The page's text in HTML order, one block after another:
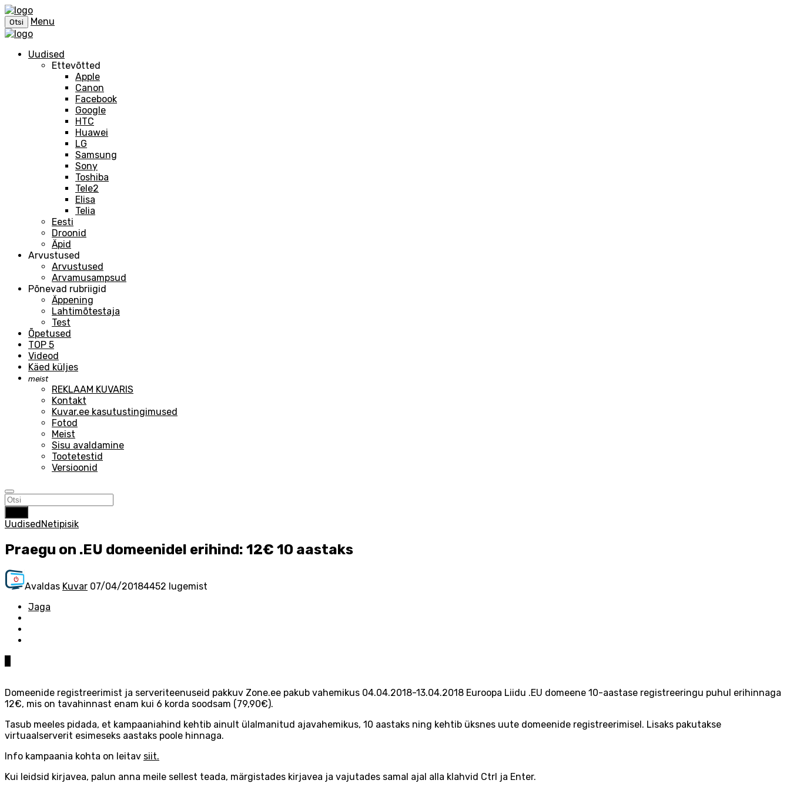
Otsi Menu
Uudised
Ettevõtted
Apple
Canon
Facebook
Google
HTC
Huawei
LG
Samsung
Sony
Toshiba
Tele2
Elisa
Telia
Eesti
Droonid
Äpid
Arvustused
Arvustused
Arvamusampsud
Põnevad rubriigid
Äppening
Lahtimõtestaja
Test
Õpetused
TOP 5
Videod
Käed küljes
meist
REKLAAM KUVARIS
Kontakt
Kuvar.ee kasutustingimused
Fotod
Meist
Sisu avaldamine
Tootetestid
Versioonid
UudisedNetipisik
Praegu on .EU domeenidel erihind: 12€ 10 aastaks
Avaldas Kuvar 07/04/20184452 lugemist
Jaga
Domeenide registreerimist ja serveriteenuseid pakkuv Zone.ee pakub vahemikus 04.04.2018-13.04.2018 Euroopa Liidu .EU domeene 10-aastase registreeringu puhul erihinnaga
12€, mis on tavahinnast enam kui 6 korda soodsam (79,90€).
Tasub meeles pidada, et kampaaniahind kehtib ainult ülalmanitud ajavahemikus, 10 aastaks ning kehtib üksnes uute domeenide registreerimisel. Lisaks pakutakse
virtuaalserverit esimeseks aastaks poole hinnaga.
Info kampaania kohta on leitav siit.
Kui leidsid kirjavea, palun anna meile sellest teada, märgistades kirjavea ja vajutades samal ajal alla klahvid Ctrl ja Enter.